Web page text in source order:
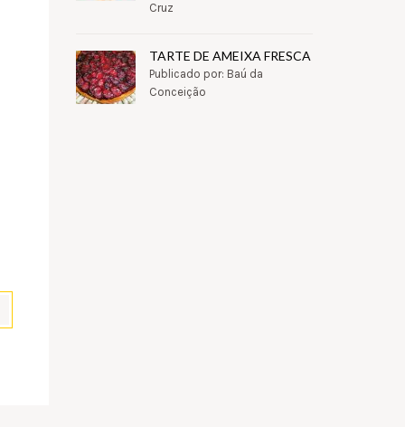
Cruz
TARTE DE AMEIXA FRESCA
Publicado por: Baú da
Conceição